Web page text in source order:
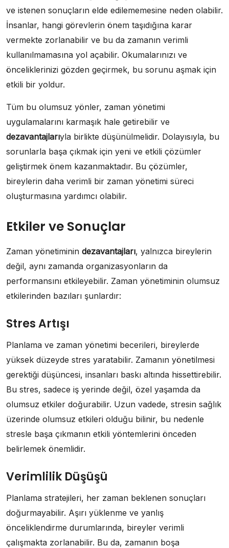
ve istenen sonuçların elde edilememesine neden olabilir.
İnsanlar, hangi görevlerin önem taşıdığına karar
vermekte zorlanabilir ve bu da zamanın verimli
kullanılmamasına yol açabilir. Okumalarınızı ve
önceliklerinizi gözden geçirmek, bu sorunu aşmak için
etkili bir yoldur.
Tüm bu olumsuz yönler, zaman yönetimi
uygulamalarını karmaşık hale getirebilir ve
dezavantajlarıyla birlikte düşünülmelidir. Dolayısıyla, bu
sorunlarla başa çıkmak için yeni ve etkili çözümler
geliştirmek önem kazanmaktadır. Bu çözümler,
bireylerin daha verimli bir zaman yönetimi süreci
oluşturmasına yardımcı olabilir.
Etkiler ve Sonuçlar
Zaman yönetiminin dezavantajları, yalnızca bireylerin
değil, aynı zamanda organizasyonların da
performansını etkileyebilir. Zaman yönetiminin olumsuz
etkilerinden bazıları şunlardır:
Stres Artışı
Planlama ve zaman yönetimi becerileri, bireylerde
yüksek düzeyde stres yaratabilir. Zamanın yönetilmesi
gerektiği düşüncesi, insanları baskı altında hissettirebilir.
Bu stres, sadece iş yerinde değil, özel yaşamda da
olumsuz etkiler doğurabilir. Uzun vadede, stresin sağlık
üzerinde olumsuz etkileri olduğu bilinir, bu nedenle
stresle başa çıkmanın etkili yöntemlerini önceden
belirlemek önemlidir.
Verimlilik Düşüşü
Planlama stratejileri, her zaman beklenen sonuçları
doğurmayabilir. Aşırı yüklenme ve yanlış
önceliklendirme durumlarında, bireyler verimli
çalışmakta zorlanabilir. Bu da, zamanın boşa